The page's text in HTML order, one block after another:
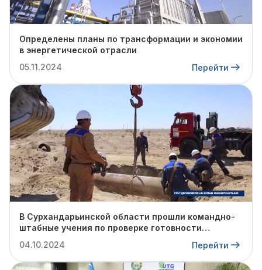
Определены планы по трансформации и экономии
в энергетической отрасли
05.11.2024
Перейти
В Сурхандарьинской области прошли командно-
штабные учения по проверке готовности
отопительному сезону.
04.10.2024 Перейти